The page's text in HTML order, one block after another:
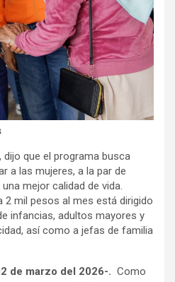
dijo que el programa busca
a las mujeres, a la par de
mejor calidad de vida.
2 mil pesos al mes está dirigido
infancias, adultos mayores y
así como a jefas de familia
de marzo del 2026-. Como